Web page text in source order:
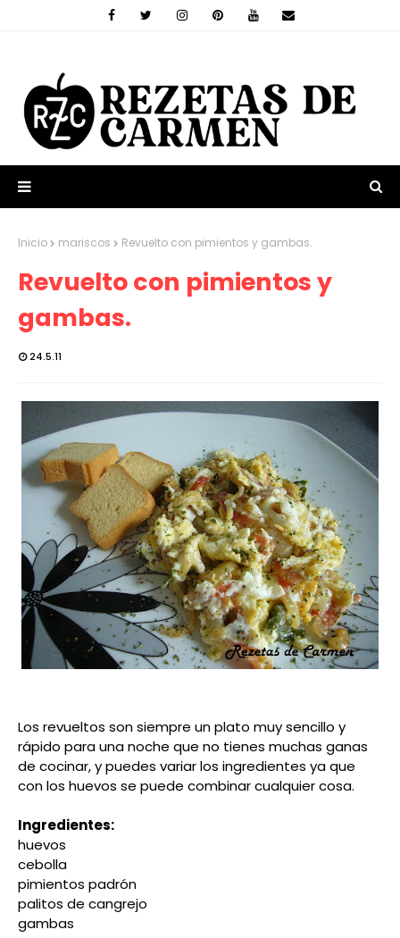
Inicio mariscos Revuelto con pimientos y gambas.
Revuelto con pimientos y
gambas.
24.5.11
Los revueltos son siempre un plato muy sencillo y
rápido para una noche que no tienes muchas ganas
de cocinar, y puedes variar los ingredientes ya que
con los huevos se puede combinar cualquier cosa.
Ingredientes:
huevos
cebolla
pimientos padrón
palitos de cangrejo
gambas